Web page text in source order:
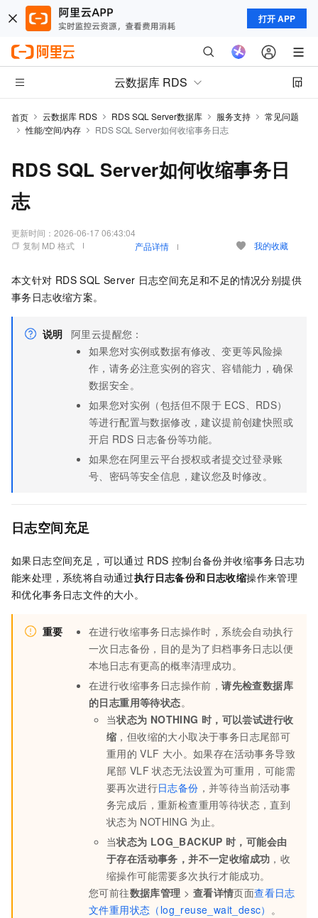
打开 APP
云数据库 RDS
首页 云数据库 RDS RDS SQL Server数据库 服务支持
常见问题
性能/空间/内存
RDS SQL Server如何收缩事务日志
RDS SQL Server如何收缩事务日
志
更新时间： 2026-06-17 06:43:04
复制 MD 格式
产品详情 我的收藏
本文针对 RDS SQL Server 日志空间充足和不足的情况分别提供
事务日志收缩方案。
说明 阿里云提醒您：
如果您对实例或数据有修改、变更等风险操
作，请务必注意实例的容灾、容错能力，确保
数据安全。
如果您对实例（包括但不限于 ECS、RDS）
等进行配置与数据修改，建议提前创建快照或
开启 RDS 日志备份等功能。
如果您在阿里云平台授权或者提交过登录账
号、密码等安全信息，建议您及时修改。
日志空间充足
如果日志空间充足，可以通过 RDS 控制台备份并收缩事务日志功
能来处理，系统将自动通过执行日志备份和日志收缩操作来管理
和优化事务日志文件的大小。
重要
在进行收缩事务日志操作时，系统会自动执行
一次日志备份，目的是为了归档事务日志以便
本地日志有更高的概率清理成功。
在进行收缩事务日志操作前，请先检查数据库
的日志重用等待状态。
当状态为 NOTHING 时，可以尝试进行收
缩 ，但收缩的大小取决于事务日志尾部可
重用的 VLF 大小。如果存在活动事务导致
尾部 VLF 状态无法设置为可重用，可能需
要再次进行日志备份 ，并等待当前活动事
务完成后，重新检查重用等待状态，直到
状态为 NOTHING 为止。
当状态为 LOG_BACKUP 时，可能会由
于存在活动事务，并不一定收缩成功 ，收
缩操作可能需要多次执行才能成功。
您可前往数据库管理 > 查看详情页面查看日志
文件重用状态（log_reuse_wait_desc） 。